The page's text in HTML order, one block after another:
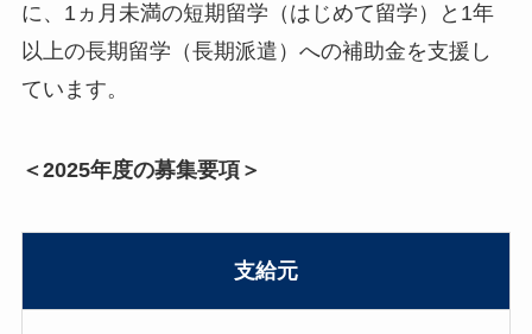
に、1ヵ月未満の短期留学（はじめて留学）と1年
以上の長期留学（長期派遣）への補助金を支援し
ています。
＜2025年度の募集要項＞
支給元